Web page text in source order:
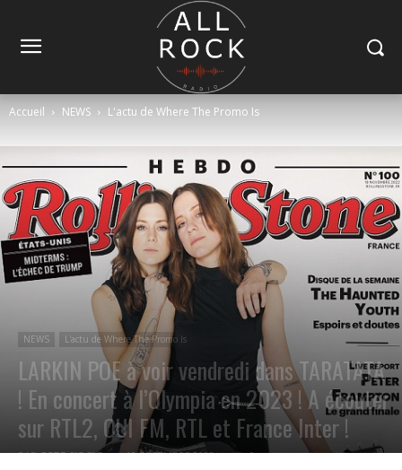
Accueil NEWS L'actu de Where The Promo Is
NEWS L'actu de Where The Promo Is
LARKIN POE à voir vendredi dans TARATATA
! En concert à l’Olympia en 2023 ! A écouter
sur RTL2, OUI FM, RTL et France Inter !
PAR PETE CIRCLE 12 DÉCEMBRE 2022 0